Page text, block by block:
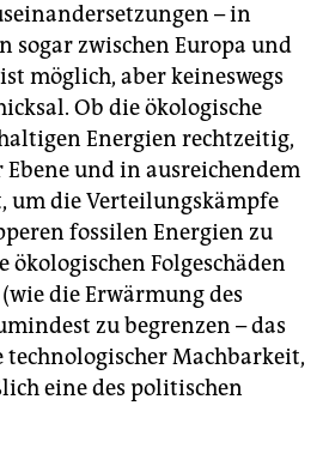
– in
sogar zwischen Europa und
möglich, aber keineswegs
Ob die ökologische
Energien rechtzeitig,
und in ausreichendem
um die Verteilungskämpfe
fossilen Energien zu
Folgeschäden
die Erwärmung des
zu begrenzen – das
technologischer Machbarkeit,
eine des politischen